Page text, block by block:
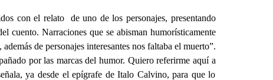
con el relato de uno de los personajes, presentando
cuento. Narraciones que se abisman humorísticamente
de personajes interesantes nos faltaba el muerto”.
por las marcas del humor. Quiero referirme aquí a
ya desde el epígrafe de Italo Calvino, para que lo